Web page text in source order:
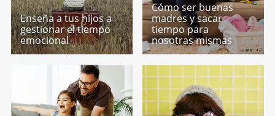
Enseña a tus hijos a
gestionar el tiempo
emocional
Cómo ser buenas
madres y sacar
tiempo para
nosotras mismas